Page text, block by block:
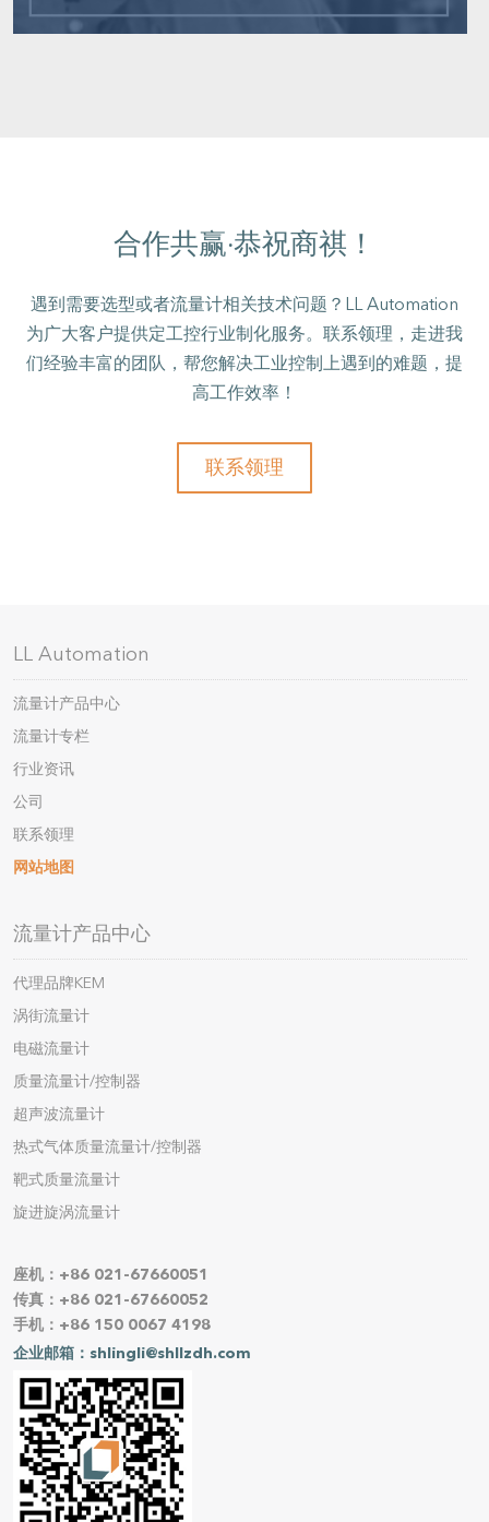
合作共赢·恭祝商祺！
遇到需要选型或者流量计相关技术问题？LL Automation
为广大客户提供定工控行业制化服务。联系领理，走进我
们经验丰富的团队，帮您解决工业控制上遇到的难题，提
高工作效率！
联系领理
LL Automation
流量计产品中心
流量计专栏
行业资讯
公司
联系领理
网站地图
流量计产品中心
代理品牌KEM
涡街流量计
电磁流量计
质量流量计/控制器
超声波流量计
热式气体质量流量计/控制器
靶式质量流量计
旋进旋涡流量计
座机：+86 021-67660051
传真：+86 021-67660052
手机：+86 150 0067 4198
企业邮箱：shlingli@shllzdh.com